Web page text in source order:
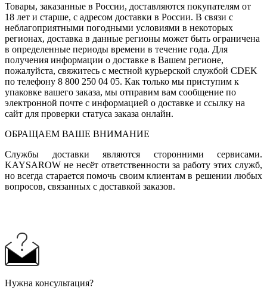
Товары, заказанные в России, доставляются покупателям от
18 лет и старше, с адресом доставки в России. В связи с
неблагоприятными погодными условиями в некоторых
регионах, доставка в данные регионы может быть ограничена
в определенные периоды времени в течение года. Для
получения информации о доставке в Вашем регионе,
пожалуйста, свяжитесь с местной курьерской службой CDEK
по телефону 8 800 250 04 05. Как только мы приступим к
упаковке вашего заказа, мы отправим вам сообщение по
электронной почте с информацией о доставке и ссылку на
сайт для проверки статуса заказа онлайн.
ОБРАЩАЕМ ВАШЕ ВНИМАНИЕ
Службы доставки являются сторонними сервисами.
KAYSAROW не несёт ответственности за работу этих служб,
но всегда старается помочь своим клиентам в решении любых
вопросов, связанных с доставкой заказов.
Нужна консультация?